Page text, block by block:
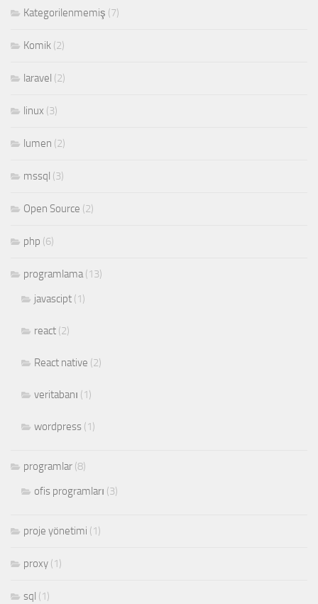
Kategorilenmemiş (7)
Komik (2)
laravel (2)
linux (3)
lumen (2)
mssql (3)
Open Source (2)
php (6)
programlama(13)
javascipt (1)
react (2)
React native (2)
veritabanı (1)
wordpress (1)
programlar (8)
ofis programları (3)
proje yönetimi (1)
proxy (1)
sql (1)